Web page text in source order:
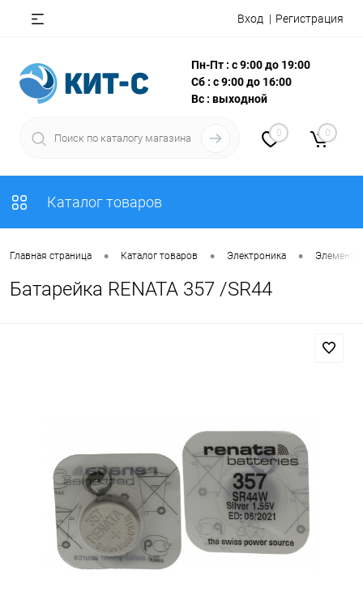
Вход Регистрация
Пн-Пт : с 9:00 до 19:00
Сб : с 9:00 до 16:00
Вс : выходной
0 0
Каталог товаров
Главная страница • Каталог товаров • Электроника •
Батарейка RENATA 357 /SR44